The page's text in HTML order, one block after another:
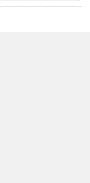
มใจร่วมบริจาคเลือด